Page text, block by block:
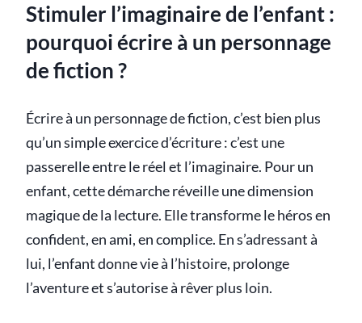
Stimuler l’imaginaire de l’enfant :
pourquoi écrire à un personnage
de fiction ?
Écrire à un personnage de fiction, c’est bien plus
qu’un simple exercice d’écriture : c’est une
passerelle entre le réel et l’imaginaire. Pour un
enfant, cette démarche réveille une dimension
magique de la lecture. Elle transforme le héros en
confident, en ami, en complice. En s’adressant à
lui, l’enfant donne vie à l’histoire, prolonge
l’aventure et s’autorise à rêver plus loin.